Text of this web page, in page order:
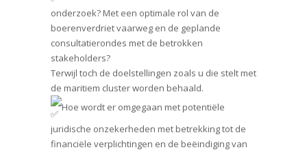
onderzoek? Met een optimale rol van de
boerenverdriet vaarweg en de geplande
consultatierondes met de betrokken
stakeholders?
Terwijl toch de doelstellingen zoals u die stelt met
de maritiem cluster worden behaald.
Hoe wordt er omgegaan met potentiële
juridische onzekerheden met betrekking tot de
financiële verplichtingen en de beëindiging van